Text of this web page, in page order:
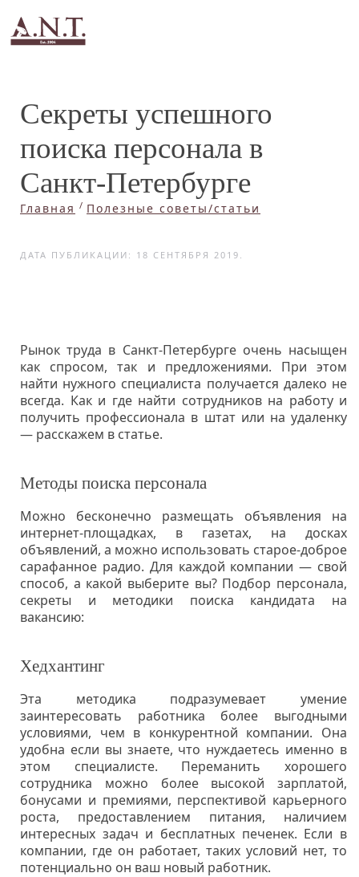
Секреты успешного
поиска персонала в
Санкт-Петербурге
Главная Полезные советы/статьи
ДАТА ПУБЛИКАЦИИ: 18 СЕНТЯБРЯ 2019 .
Рынок труда в Санкт-Петербурге очень насыщен
как спросом, так и предложениями. При этом
найти нужного специалиста получается далеко не
всегда. Как и где найти сотрудников на работу и
получить профессионала в штат или на удаленку
— расскажем в статье.
Методы поиска персонала
Можно бесконечно размещать объявления на
интернет-площадках, в газетах, на досках
объявлений, а можно использовать старое-доброе
сарафанное радио. Для каждой компании — свой
способ, а какой выберите вы? Подбор персонала,
секреты и методики поиска кандидата на
вакансию:
Хедхантинг
Эта методика подразумевает умение
заинтересовать работника более выгодными
условиями, чем в конкурентной компании. Она
удобна если вы знаете, что нуждаетесь именно в
этом специалисте. Переманить хорошего
сотрудника можно более высокой зарплатой,
бонусами и премиями, перспективой карьерного
роста, предоставлением питания, наличием
интересных задач и бесплатных печенек. Если в
компании, где он работает, таких условий нет, то
потенциально он ваш новый работник.